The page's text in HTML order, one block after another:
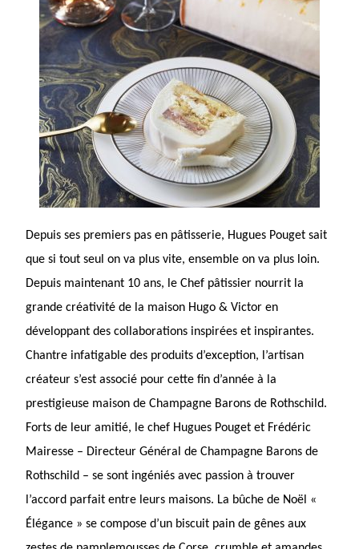
Depuis ses premiers pas en pâtisserie, Hugues Pouget sait
que si tout seul on va plus vite, ensemble on va plus loin.
Depuis maintenant 10 ans, le Chef pâtissier nourrit la
grande créativité de la maison Hugo & Victor en
développant des collaborations inspirées et inspirantes.
Chantre infatigable des produits d’exception, l’artisan
créateur s’est associé pour cette fin d’année à la
prestigieuse maison de Champagne Barons de Rothschild.
Forts de leur amitié, le chef Hugues Pouget et Frédéric
Mairesse – Directeur Général de Champagne Barons de
Rothschild – se sont ingéniés avec passion à trouver
l’accord parfait entre leurs maisons. La bûche de Noël «
Élégance » se compose d’un biscuit pain de gênes aux